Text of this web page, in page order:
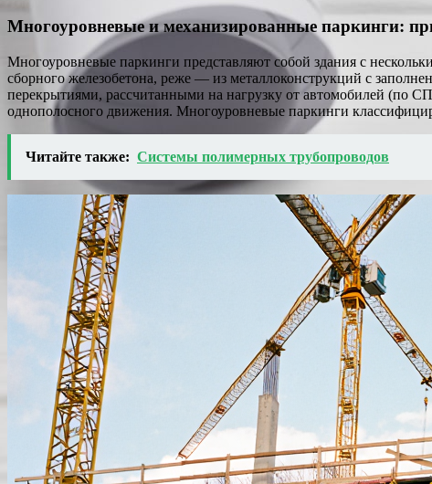
Многоуровневые и механизированные паркинги:
Многоуровневые паркинги представляют собой здания с
сборного железобетона, реже — из металлоконструкций с
перекрытиями, рассчитанными на нагрузку от автомобилей (по
однополосного движения. Многоуровневые паркинги
Читайте также: Системы полимерных трубопроводов